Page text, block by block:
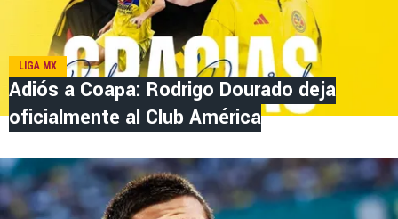
LIGA MX
Adiós a Coapa: Rodrigo Dourado deja
oficialmente al Club América